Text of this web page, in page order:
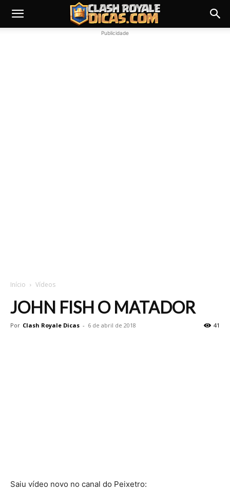
Publicidade
Início Vídeos
JOHN FISH O MATADOR
Por Clash Royale Dicas - 6 de abril de 2018 41
Saiu vídeo novo no canal do Peixetro: